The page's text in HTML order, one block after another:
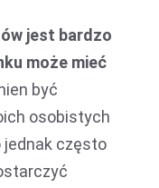
jest bardzo
może mieć
być
osobistych
często